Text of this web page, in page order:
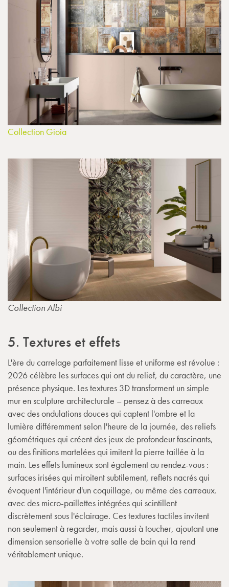
Collection Gioia
Collection Albi
5. Textures et effets
L'ère du carrelage parfaitement lisse et uniforme est révolue :
2026 célèbre les surfaces qui ont du relief, du caractère, une
présence physique. Les textures 3D transforment un simple
mur en sculpture architecturale – pensez à des carreaux
avec des ondulations douces qui captent l'ombre et la
lumière différemment selon l'heure de la journée, des reliefs
géométriques qui créent des jeux de profondeur fascinants,
ou des finitions martelées qui imitent la pierre taillée à la
main. Les effets lumineux sont également au rendez-vous :
surfaces irisées qui miroitent subtilement, reflets nacrés qui
évoquent l'intérieur d'un coquillage, ou même des carreaux.
avec des micro-paillettes intégrées qui scintillent
discrètement sous l'éclairage. Ces textures tactiles invitent
non seulement à regarder, mais aussi à toucher, ajoutant une
dimension sensorielle à votre salle de bain qui la rend
véritablement unique.